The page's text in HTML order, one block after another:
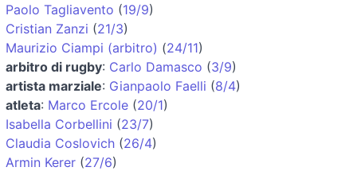
Paolo Tagliavento (19/9)
Cristian Zanzi (21/3)
Maurizio Ciampi (arbitro) (24/11)
arbitro di rugby: Carlo Damasco (3/9)
artista marziale: Gianpaolo Faelli (8/4)
atleta: Marco Ercole (20/1)
Isabella Corbellini (23/7)
Claudia Coslovich (26/4)
Armin Kerer (27/6)